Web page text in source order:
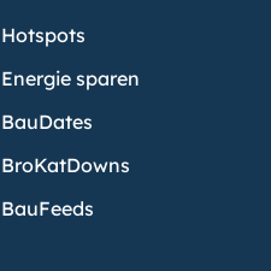
Hotspots
Energie sparen
BauDates
BroKatDowns
BauFeeds